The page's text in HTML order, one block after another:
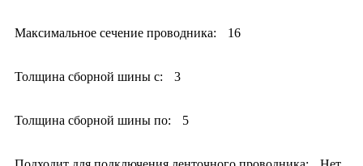
Максимальное сечение проводника: 16
Толщина сборной шины с: 3
Толщина сборной шины по: 5